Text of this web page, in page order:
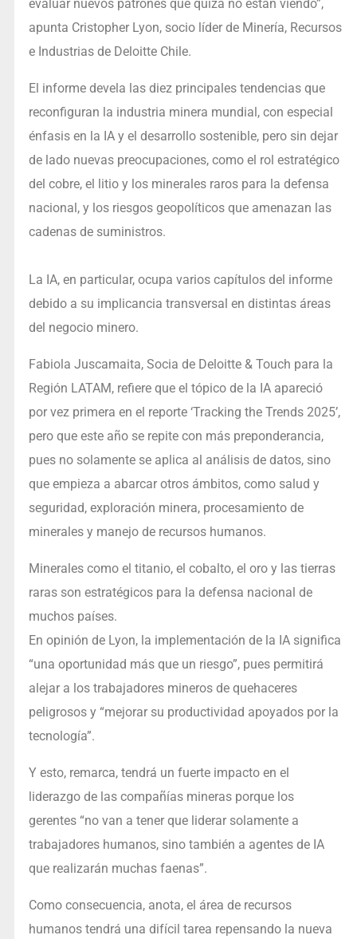
evaluar nuevos patrones que quizá no están viendo”,
apunta Cristopher Lyon, socio líder de Minería, Recursos
e Industrias de Deloitte Chile.
El informe devela las diez principales tendencias que
reconfiguran la industria minera mundial, con especial
énfasis en la IA y el desarrollo sostenible, pero sin dejar
de lado nuevas preocupaciones, como el rol estratégico
del cobre, el litio y los minerales raros para la defensa
nacional, y los riesgos geopolíticos que amenazan las
cadenas de suministros.
La IA, en particular, ocupa varios capítulos del informe
debido a su implicancia transversal en distintas áreas
del negocio minero.
Fabiola Juscamaita, Socia de Deloitte & Touch para la
Región LATAM, refiere que el tópico de la IA apareció
por vez primera en el reporte ‘Tracking the Trends 2025’,
pero que este año se repite con más preponderancia,
pues no solamente se aplica al análisis de datos, sino
que empieza a abarcar otros ámbitos, como salud y
seguridad, exploración minera, procesamiento de
minerales y manejo de recursos humanos.
Minerales como el titanio, el cobalto, el oro y las tierras
raras son estratégicos para la defensa nacional de
muchos países.
En opinión de Lyon, la implementación de la IA significa
“una oportunidad más que un riesgo”, pues permitirá
alejar a los trabajadores mineros de quehaceres
peligrosos y “mejorar su productividad apoyados por la
tecnología”.
Y esto, remarca, tendrá un fuerte impacto en el
liderazgo de las compañías mineras porque los
gerentes “no van a tener que liderar solamente a
trabajadores humanos, sino también a agentes de IA
que realizarán muchas faenas”.
Como consecuencia, anota, el área de recursos
humanos tendrá una difícil tarea repensando la nueva